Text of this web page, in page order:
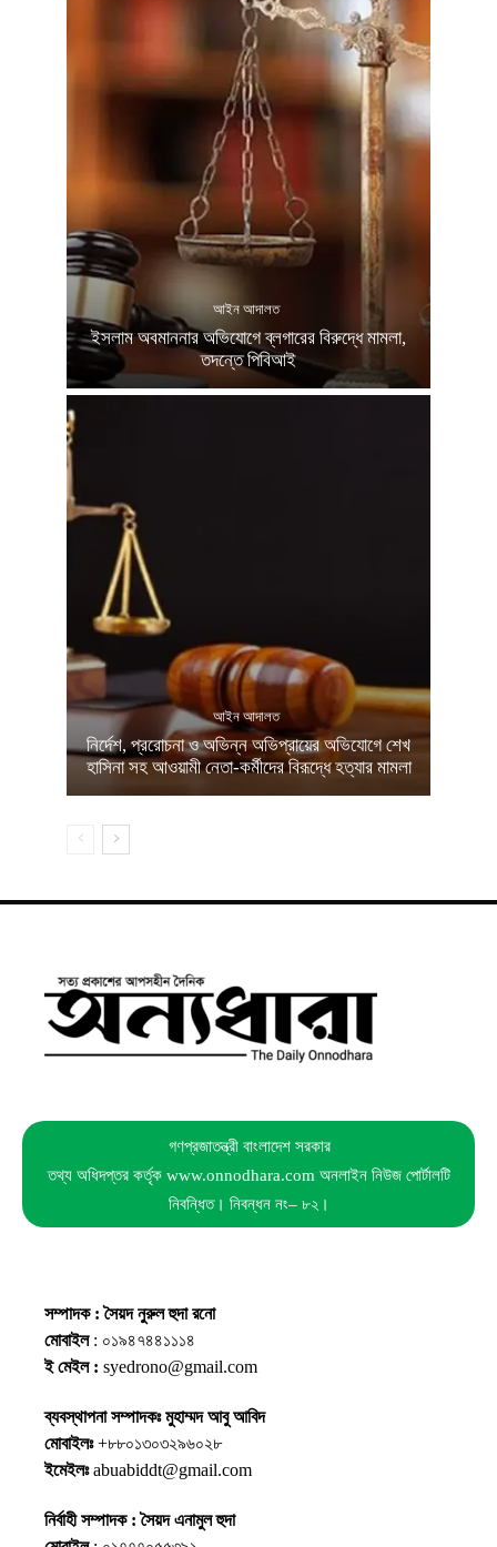
আইন আদালত
ইসলাম অবমাননার অভিযোগে ব্লগারের বিরুদ্ধে মামলা,
তদন্তে পিবিআই
আইন আদালত
নির্দেশ, প্ররোচনা ও অভিন্ন অভিপ্রায়ের অভিযোগে শেখ
হাসিনা সহ আওয়ামী নেতা-কর্মীদের বিরূদ্ধে হত্যার মামলা
গণপ্রজাতন্ত্রী বাংলাদেশ সরকার
তথ্য অধিদপ্তর কর্তৃক www.onnodhara.com অনলাইন নিউজ পোর্টালটি
নিবন্ধিত। নিবন্ধন নং– ৮২।
সম্পাদক : সৈয়দ নুরুল হুদা রনো
মোবাইল: ০১৯৪৭৪৪১১১৪
ই মেইল : syedrono@gmail.com
ব্যবস্থাপনা সম্পাদকঃ মুহাম্মদ আবু আবিদ
মোবাইলঃ+৮৮০১৩০৩২৯৬০২৮
ইমেইলঃabuabiddt@gmail.com
নির্বাহী সম্পাদক : সৈয়দ এনামুল হুদা